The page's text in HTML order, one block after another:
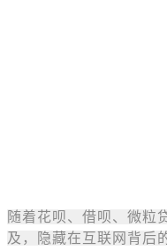
随着花呗、借呗、微粒
及，隐藏在互联网背后